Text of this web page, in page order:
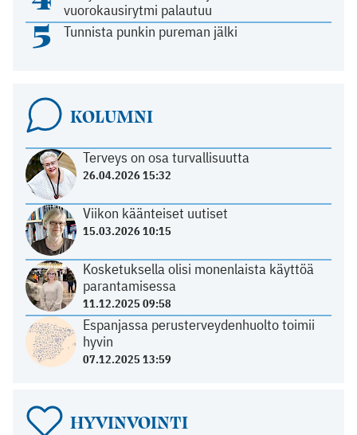
vuorokausirytmi palautuu
5 Tunnista punkin pureman jälki
KOLUMNI
Terveys on osa turvallisuutta
26.04.2026 15:32
Viikon käänteiset uutiset
15.03.2026 10:15
Kosketuksella olisi monenlaista käyttöä
parantamisessa
11.12.2025 09:58
Espanjassa perusterveydenhuolto toimii
hyvin
07.12.2025 13:59
HYVINVOINTI